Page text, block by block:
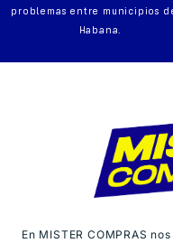
problemas entre municipios
Habana.
En MISTER COMPRAS